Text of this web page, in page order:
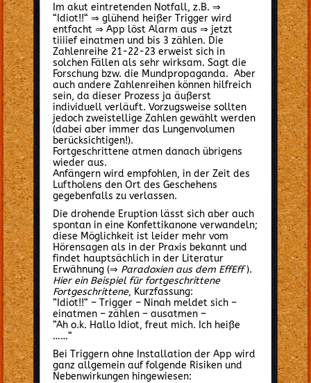
Im akut eintretenden Notfall, z.B. ⇒
“Idiot!!“ ⇒ glühend heißer Trigger wird
entfacht ⇒ App löst Alarm aus ⇒ jetzt
tiiiief einatmen und bis 3 zählen. Die
Zahlenreihe 21-22-23 erweist sich in
solchen Fällen als sehr wirksam. Sagt die
Forschung bzw. die Mundpropaganda. Aber
auch andere Zahlenreihen können hilfreich
sein, da dieser Prozess ja äußerst
individuell verläuft. Vorzugsweise sollten
jedoch zweistellige Zahlen gewählt werden
(dabei aber immer das Lungenvolumen
berücksichtigen!).
Fortgeschrittene atmen danach übrigens
wieder aus.
Anfängern wird empfohlen, in der Zeit des
Luftholens den Ort des Geschehens
gegebenfalls zu verlassen.
Die drohende Eruption lässt sich aber auch
spontan in eine Konfettikanone verwandeln;
diese Möglichkeit ist leider mehr vom
Hörensagen als in der Praxis bekannt und
findet hauptsächlich in der Literatur
Erwähnung (⇒ Paradoxien aus dem EffEff).
Hier ein Beispiel für fortgeschrittene
Fortgeschrittene, Kurzfassung:
”Idiot!!“ – Trigger – Ninah meldet sich –
einatmen – zählen – ausatmen –
”Ah o.k. Hallo Idiot, freut mich. Ich heiße
……“.
Bei Triggern ohne Installation der App wird
ganz allgemein auf folgende Risiken und
Nebenwirkungen hingewiesen: